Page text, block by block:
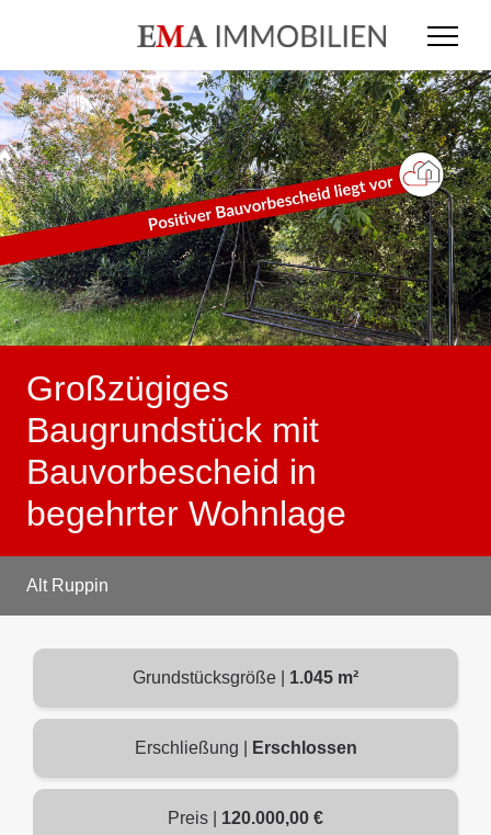
Großzügiges
Baugrundstück mit
Bauvorbescheid in
begehrter Wohnlage
Alt Ruppin
Grundstücksgröße | 1.045 m²
Erschließung | Erschlossen
Preis | 120.000,00 €